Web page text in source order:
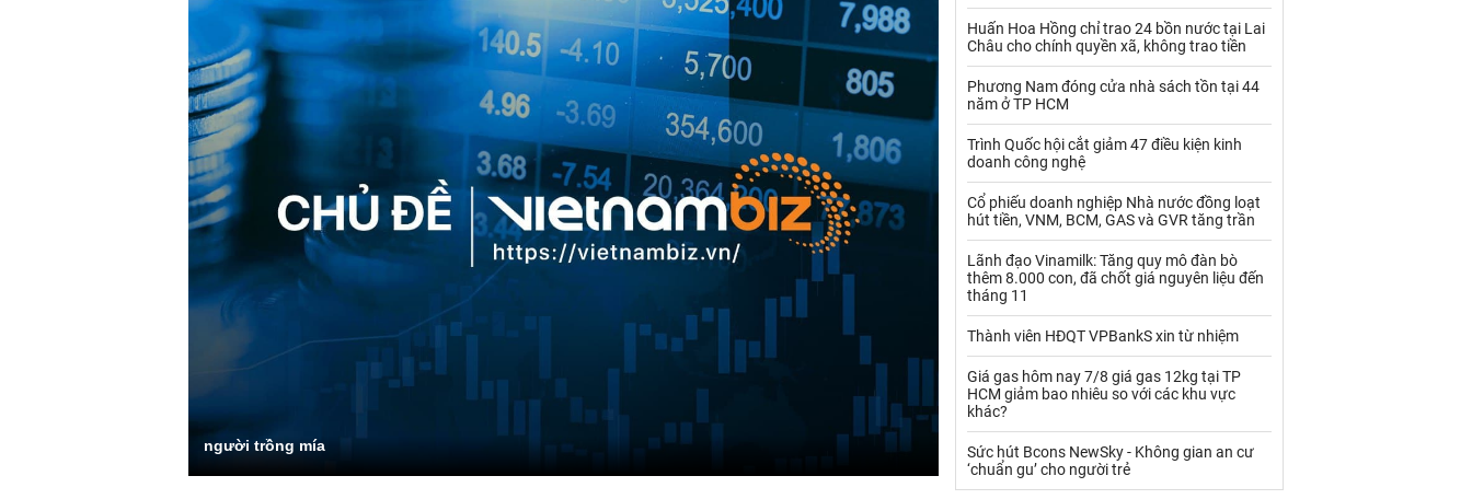
người trồng mía
Ngũ cốc
Nhựa - Hạt nhựa
Palladium Phân bón
Rau - Củ -Quả
Sữa
Than Thức ăn chăn nuôi
Thủy hải sản khác
Vàng
VLXD khác Xăng dầu
Xi măng - Clynker
Huấn Hoa Hồng chỉ trao 24 bồn nước tại Lai
Châu cho chính quyền xã, không trao tiền
Phương Nam đóng cửa nhà sách tồn tại 44
năm ở TP HCM
Trình Quốc hội cắt giảm 47 điều kiện kinh
doanh công nghệ
Cổ phiếu doanh nghiệp Nhà nước đồng loạt
hút tiền, VNM, BCM, GAS và GVR tăng trần
Lãnh đạo Vinamilk: Tăng quy mô đàn bò
thêm 8.000 con, đã chốt giá nguyên liệu đến
tháng 11
Thành viên HĐQT VPBankS xin từ nhiệm
Giá gas hôm nay 7/8 giá gas 12kg tại TP
HCM giảm bao nhiêu so với các khu vực
khác?
Sức hút Bcons NewSky - Không gian an cư
‘chuẩn gu’ cho người trẻ